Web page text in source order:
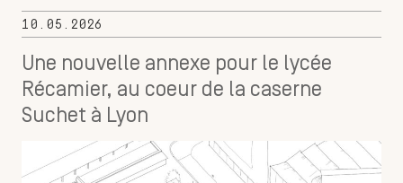
10.05.2026
Une nouvelle annexe pour le lycée
Récamier, au coeur de la caserne
Suchet à Lyon